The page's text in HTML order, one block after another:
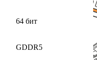
64 бит
GDDR5